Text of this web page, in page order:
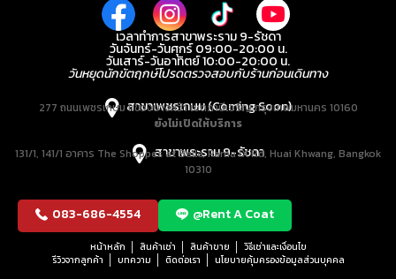
เวลาทำการสาขาพระราม 9-รัชดา
วันจันทร์-วันศุกร์ 09:00-20:00 น.
วันเสาร์-วันอาทิตย์ 10:00-20:00 น.
วันหยุดนักขัตฤกษ์โปรดตรวจสอบกับร้านก่อนเดินทาง
สาขาเพชรเกษม (Coming Soon)
277 ถนนเพชรเกษม แขวงบางหว้า เขตภาษีเจริญ กรุงเทพมหานคร 10160
ยังไม่เปิดให้บริการ
สาขาพระราม 9-รัชดา
131/1, 141/1 อาคาร The Shoppes at Belle, Rama IX Rd, Huai Khwang, Bangkok
10310
083-686-4554 @Rent A Coat
หน้าหลัก สินค้าเช่า สินค้าขาย
วิธีเช่าและเงื่อนไข
รีวิวจากลูกค้า
บทความ ติดต่อเรา นโยบายคุ้มครองข้อมูลส่วนบุคคล